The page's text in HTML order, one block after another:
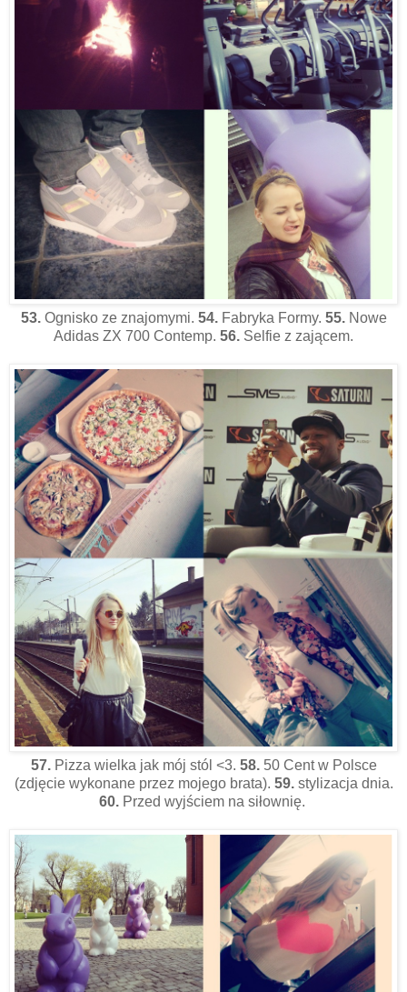
53.Ognisko ze znajomymi. 54. Fabryka Formy. 55. Nowe
Adidas ZX 700 Contemp. 56. Selfie z zającem.
57. Pizza wielka jak mój stól <3. 58.50 Cent w Polsce
(zdjęcie wykonane przez mojego brata). 59.stylizacja dnia.
60. Przed wyjściem na siłownię.